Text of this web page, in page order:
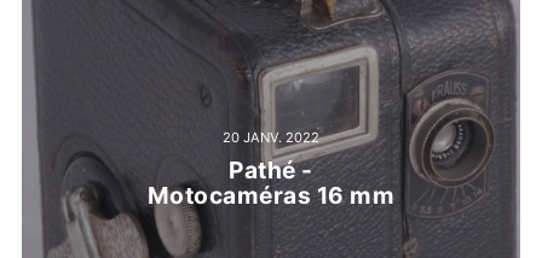
20 JANV. 2022
Pathé -
Motocaméras 16 mm